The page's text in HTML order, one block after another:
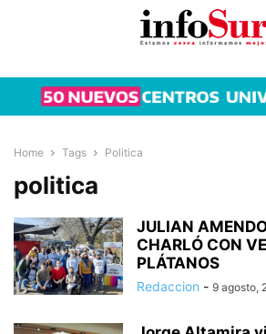
Home Tags Politica
politica
JULIAN
CHARLÓ CON
PLÁTANOS
Redaccion - 9 agosto,